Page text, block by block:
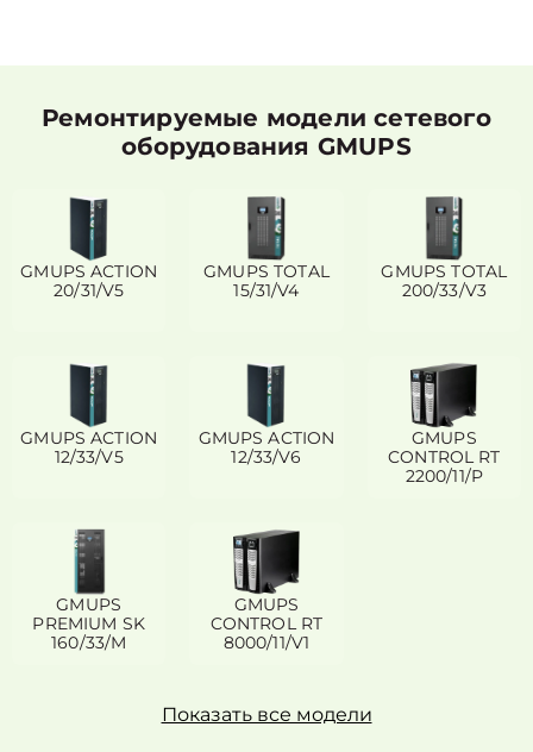
Ремонтируемые модели сетевого
оборудования GMUPS
GMUPS ACTION
20/31/V5
GMUPS TOTAL
15/31/V4
GMUPS TOTAL
200/33/V3
GMUPS ACTION
12/33/V5
GMUPS ACTION
12/33/V6
GMUPS
CONTROL RT
2200/11/P
GMUPS
PREMIUM SK
160/33/M
GMUPS
CONTROL RT
8000/11/V1
Показать все модели